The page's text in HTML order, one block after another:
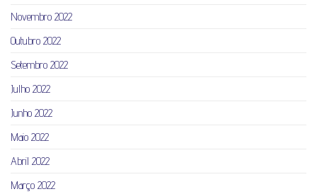
Novembro 2022
Outubro 2022
Setembro 2022
Julho 2022
Junho 2022
Maio 2022
Abril 2022
Março 2022